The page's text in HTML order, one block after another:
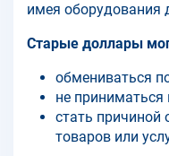
имея оборудования
Старые доллары
обмениваться
не приниматься
стать причиной
товаров или